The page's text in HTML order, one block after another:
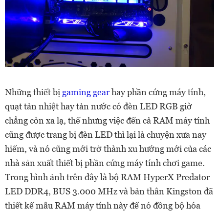
Những thiết bị gaming gearhay phần cứng máy tính,
quạt tản nhiệt hay tản nước có đèn LED RGB giờ
chẳng còn xa lạ, thế nhưng việc đến cả RAM máy tính
cũng được trang bị đèn LED thì lại là chuyện xưa nay
hiếm, và nó cũng mới trở thành xu hướng mới của các
nhà sản xuất thiết bị phần cứng máy tính chơi game.
Trong hình ảnh trên đây là bộ RAM HyperX Predator
LED DDR4, BUS 3.000 MHz và bản thân Kingston đã
thiết kế mẫu RAM máy tính này để nó đồng bộ hóa